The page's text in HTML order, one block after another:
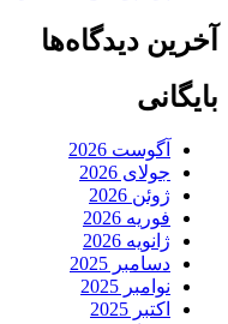
آخرین دیدگاه‌ها
بایگانی
آگوست 2026
جولای 2026
ژوئن 2026
فوریه 2026
ژانویه 2026
دسامبر 2025
نوامبر 2025
اکتبر 2025